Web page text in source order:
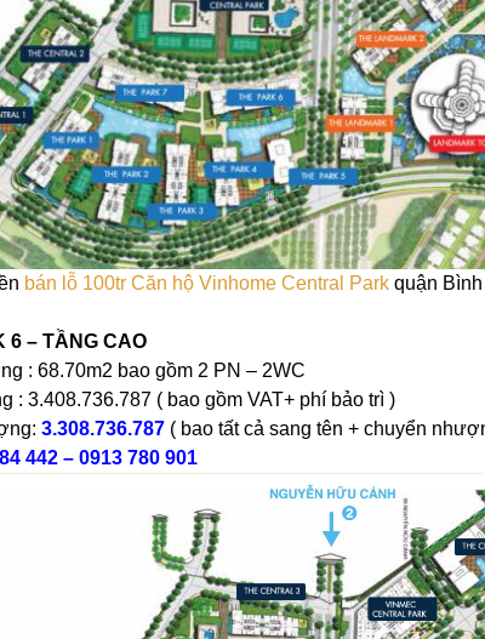
bán lỗ 100tr Căn hộ Vinhome Central Park quận
6 – TẦNG CAO
: 68.70m2 bao gồm 2 PN – 2WC
: 3.408.736.787 ( bao gồm VAT+ phí bảo trì )
3.308.736.787 ( bao tất cả sang tên + chuyển
442 – 0913 780 901